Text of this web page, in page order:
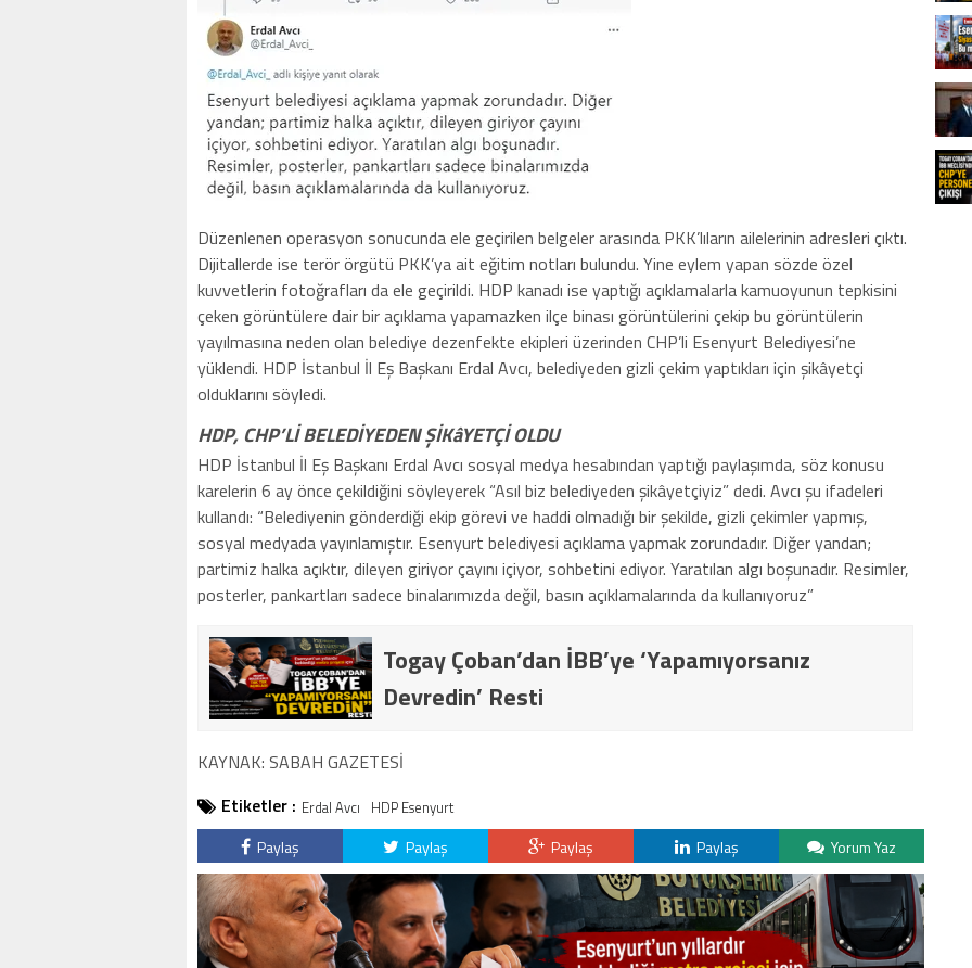
Düzenlenen operasyon sonucunda ele geçirilen belgeler arasında PKK’lıların ailelerinin adresleri çıktı.
Dijitallerde ise terör örgütü PKK’ya ait eğitim notları bulundu. Yine eylem yapan sözde özel
kuvvetlerin fotoğrafları da ele geçirildi. HDP kanadı ise yaptığı açıklamalarla kamuoyunun tepkisini
çeken görüntülere dair bir açıklama yapamazken ilçe binası görüntülerini çekip bu görüntülerin
yayılmasına neden olan belediye dezenfekte ekipleri üzerinden CHP’li Esenyurt Belediyesi’ne
yüklendi. HDP İstanbul İl Eş Başkanı Erdal Avcı, belediyeden gizli çekim yaptıkları için şikâyetçi
olduklarını söyledi.
HDP, CHP’Lİ BELEDİYEDEN ŞİKâYETÇİ OLDU
HDP İstanbul İl Eş Başkanı Erdal Avcı sosyal medya hesabından yaptığı paylaşımda, söz konusu
karelerin 6 ay önce çekildiğini söyleyerek “Asıl biz belediyeden şikâyetçiyiz” dedi. Avcı şu ifadeleri
kullandı: “Belediyenin gönderdiği ekip görevi ve haddi olmadığı bir şekilde, gizli çekimler yapmış,
sosyal medyada yayınlamıştır. Esenyurt belediyesi açıklama yapmak zorundadır. Diğer yandan;
partimiz halka açıktır, dileyen giriyor çayını içiyor, sohbetini ediyor. Yaratılan algı boşunadır. Resimler,
posterler, pankartları sadece binalarımızda değil, basın açıklamalarında da kullanıyoruz”
Togay Çoban’dan İBB’ye ‘Yapamıyorsanız
Devredin’ Resti
KAYNAK: SABAH GAZETESİ
Etiketler : Erdal Avcı HDP Esenyurt
Paylaş Paylaş Paylaş Paylaş Yorum Yaz